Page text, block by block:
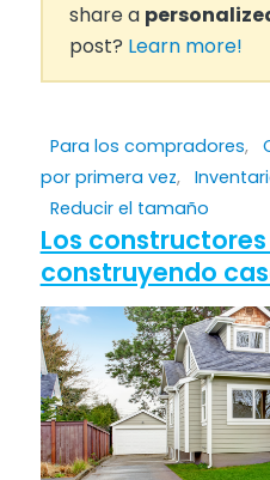
share a
post? Learn more!
Para los compradores,
por primera vez,
Reducir el tamaño
Los
construyendo